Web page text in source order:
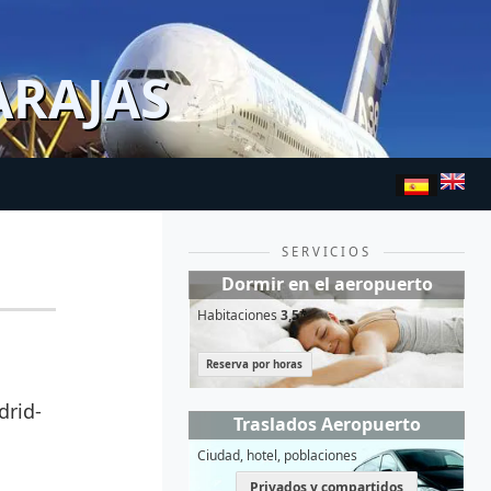
SERVICIOS
Dormir en el aeropuerto
Habitaciones3,5*
Reserva por horas
Traslados Aeropuerto
Ciudad, hotel, poblaciones